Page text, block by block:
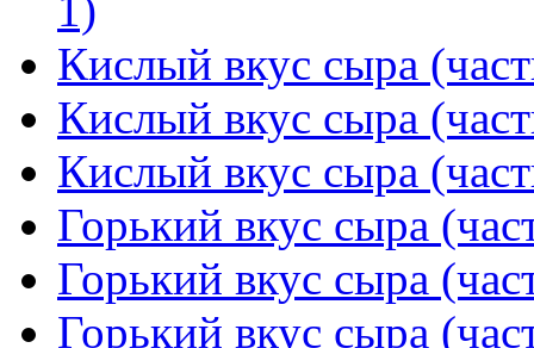
Кислый вкус сыра
Кислый вкус сыра
Кислый вкус сыра
Горький вкус сыра
Горький вкус сыра
Горький вкус сыра